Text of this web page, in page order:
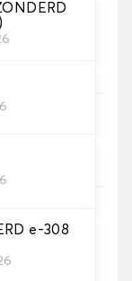
e-308